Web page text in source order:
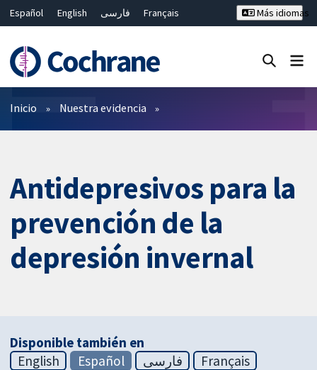
Español English فارسی
Français
Bahasa Malaysia
ไทย 繁體中文
Más idiomas
Filtros
Inicio Nuestra evidencia
Antidepresivos para la
prevención de la
depresión invernal
Disponible también en
English
Español فارسی
Français